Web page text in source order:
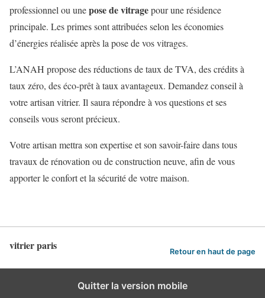
professionnel ou unepose de vitragepour une résidence
principale. Les primes sont attribuées selon les économies
d’énergies réalisée après la pose de vos vitrages.
L’ANAH propose des réductions de taux de TVA, des crédits à
taux zéro, des éco-prêt à taux avantageux. Demandez conseil à
votre artisan vitrier. Il saura répondre à vos questions et ses
conseils vous seront précieux.
Votre artisan mettra son expertise et son savoir-faire dans tous
travaux de rénovation ou de construction neuve, afin de vous
apporter le confort et la sécurité de votre maison.
vitrier paris Retour en haut de page
Quitter la version mobile